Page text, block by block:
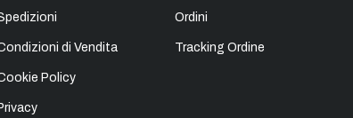
di Vendita
Policy
Ordini
Tracking Ordine